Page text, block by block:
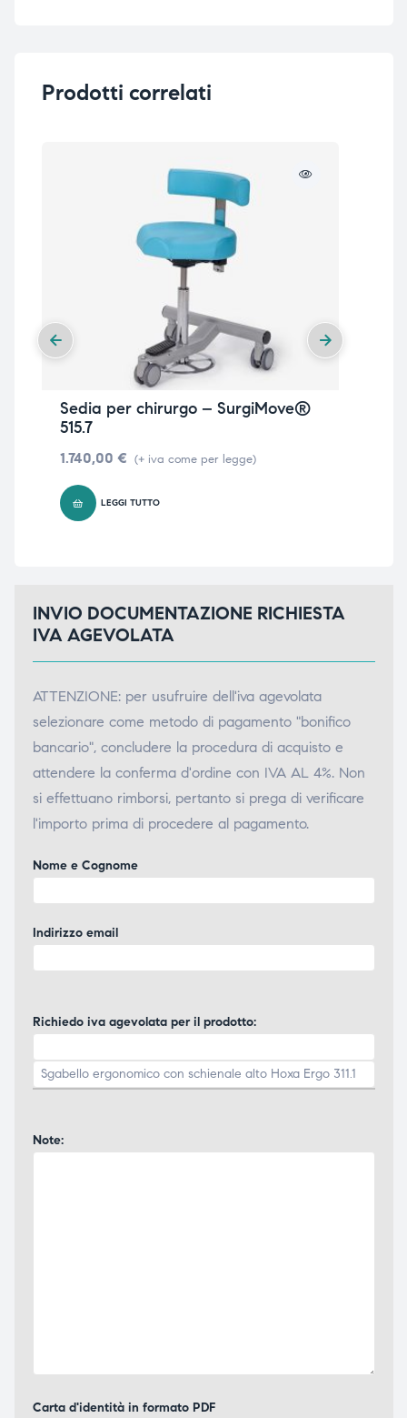
Prodotti correlati
Sedia per chirurgo – SurgiMove®
515.7
1.740,00 € (+ iva come per legge)
LEGGI TUTTO
INVIO DOCUMENTAZIONE RICHIESTA
IVA AGEVOLATA
ATTENZIONE: per usufruire dell'iva agevolata
selezionare come metodo di pagamento "bonifico
bancario", concludere la procedura di acquisto e
attendere la conferma d'ordine con IVA AL 4%. Non
si effettuano rimborsi, pertanto si prega di verificare
l'importo prima di procedere al pagamento.
Nome e Cognome
Indirizzo email
Richiedo iva agevolata per il prodotto:
Note:
Carta d'identità in formato PDF